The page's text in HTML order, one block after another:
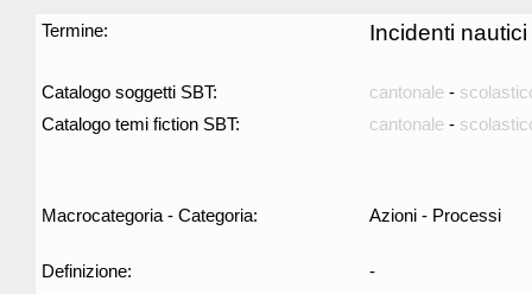
Termine: Incidenti nautici
Catalogo soggetti SBT: cantonale -
Catalogo temi fiction SBT:
cantonale -
Macrocategoria - Categoria: Azioni - Processi
Definizione: -